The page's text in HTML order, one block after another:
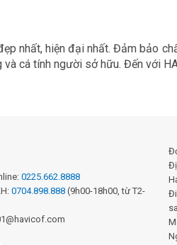
nhất, hiện đại nhất. Đảm bảo
cá tính người sở hữu. Đến với
0225.662.8888
0704.898.888(9h00-18h00, từ T2-